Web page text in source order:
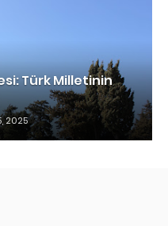
Türk Milletinin
2025